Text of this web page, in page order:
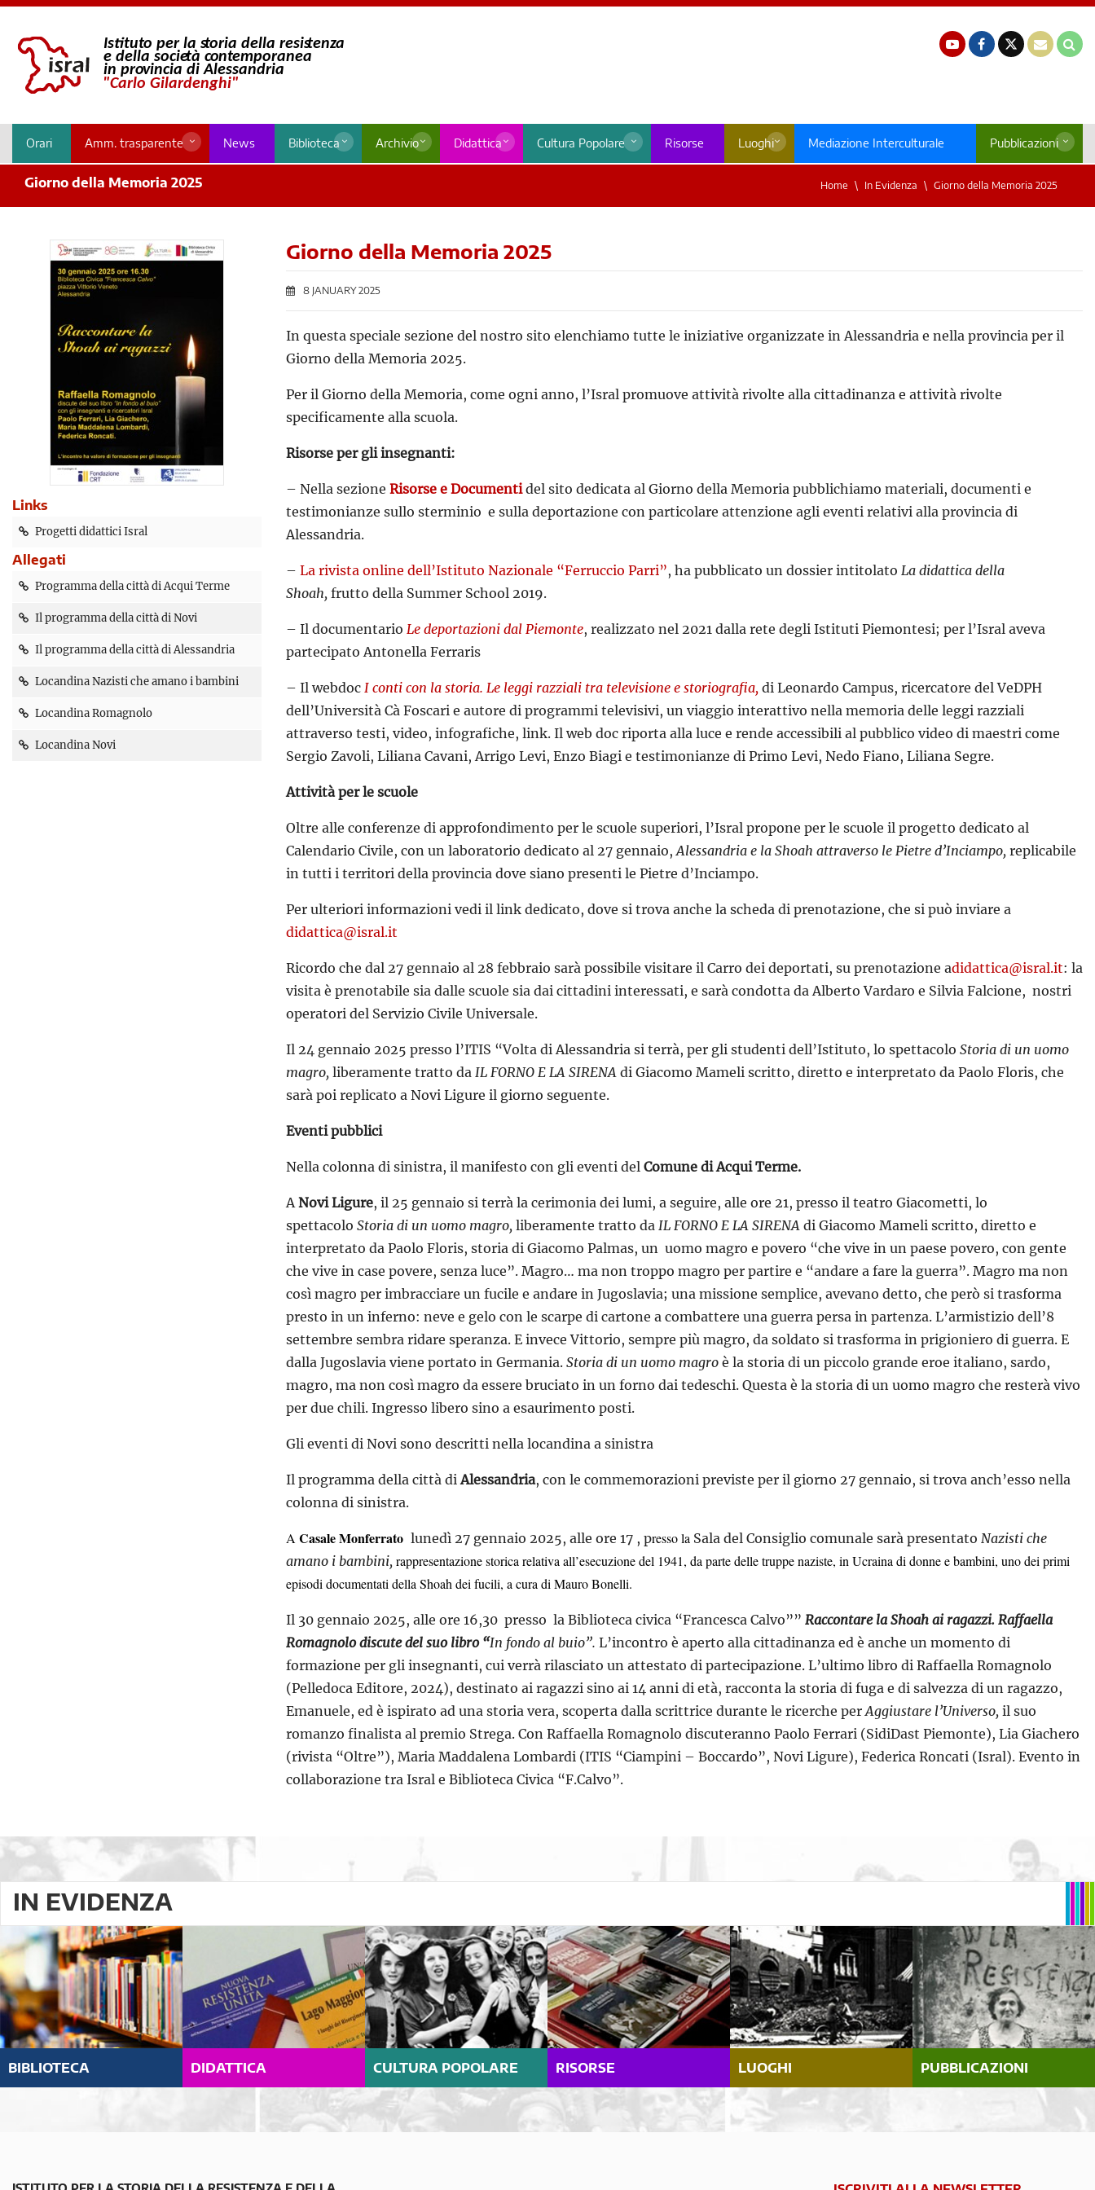
Orari Amm. trasparente News Biblioteca Archivio Didattica Cultura Popolare Risorse Luoghi Mediazione Interculturale Pubblicazioni
Giorno della Memoria 2025 Home In Evidenza Giorno della Memoria 2025
Links
Progetti didattici Isral
Allegati
Programma della città di Acqui Terme
Il programma della città di Novi
Il programma della città di Alessandria
Locandina Nazisti che amano i bambini
Locandina Romagnolo
Locandina Novi
Giorno della Memoria 2025
8 JANUARY 2025
In questa speciale sezione del nostro sito elenchiamo tutte le iniziative organizzate in Alessandria e nella provincia per il
Giorno della Memoria 2025.
Per il Giorno della Memoria, come ogni anno, l’Isral promuove attività rivolte alla cittadinanza e attività rivolte
specificamente alla scuola.
Risorse per gli insegnanti:
– Nella sezione Risorse e Documentidel sito dedicata al Giorno della Memoria pubblichiamo materiali, documenti e
testimonianze sullo sterminio e sulla deportazione con particolare attenzione agli eventi relativi alla provincia di
Alessandria.
– La rivista online dell’Istituto Nazionale “Ferruccio Parri”, ha pubblicato un dossier intitolato La didattica della
Shoah, frutto della Summer School 2019.
– Il documentario Le deportazioni dal Piemonte, realizzato nel 2021 dalla rete degli Istituti Piemontesi; per l’Isral aveva
partecipato Antonella Ferraris
– Il webdoc I conti con la storia. Le leggi razziali tra televisione e storiografia, di Leonardo Campus, ricercatore del VeDPH
dell’Università Cà Foscari e autore di programmi televisivi, un viaggio interattivo nella memoria delle leggi razziali
attraverso testi, video, infografiche, link. Il web doc riporta alla luce e rende accessibili al pubblico video di maestri come
Sergio Zavoli, Liliana Cavani, Arrigo Levi, Enzo Biagi e testimonianze di Primo Levi, Nedo Fiano, Liliana Segre.
Attività per le scuole
Oltre alle conferenze di approfondimento per le scuole superiori, l’Isral propone per le scuole il progetto dedicato al
Calendario Civile, con un laboratorio dedicato al 27 gennaio,Alessandria e la Shoah attraverso le Pietre d’Inciampo, replicabile
in tutti i territori della provincia dove siano presenti le Pietre d’Inciampo.
Per ulteriori informazioni vedi il link dedicato, dove si trova anche la scheda di prenotazione, che si può inviare a
didattica@isral.it
Ricordo che dal 27 gennaio al 28 febbraio sarà possibile visitare il Carro dei deportati, su prenotazione adidattica@isral.it: la
visita è prenotabile sia dalle scuole sia dai cittadini interessati, e sarà condotta da Alberto Vardaro e Silvia Falcione, nostri
operatori del Servizio Civile Universale.
Il 24 gennaio 2025 presso l’ITIS “Volta di Alessandria si terrà, per gli studenti dell’Istituto, lo spettacolo Storia di un uomo
magro, liberamente tratto da IL FORNO E LA SIRENA di Giacomo Mameli scritto, diretto e interpretato da Paolo Floris, che
sarà poi replicato a Novi Ligure il giorno seguente.
Eventi pubblici
Nella colonna di sinistra, il manifesto con gli eventi del Comune di Acqui Terme.
ANovi Ligure, il 25 gennaio si terrà la cerimonia dei lumi, a seguire, alle ore 21, presso il teatro Giacometti, lo
spettacolo Storia di un uomo magro, liberamente tratto da IL FORNO E LA SIRENA di Giacomo Mameli scritto, diretto e
interpretato da Paolo Floris, storia di Giacomo Palmas, un uomo magro e povero “che vive in un paese povero, con gente
che vive in case povere, senza luce”. Magro… ma non troppo magro per partire e “andare a fare la guerra”. Magro ma non
così magro per imbracciare un fucile e andare in Jugoslavia; una missione semplice, avevano detto, che però si trasforma
presto in un inferno: neve e gelo con le scarpe di cartone a combattere una guerra persa in partenza. L’armistizio dell’8
settembre sembra ridare speranza. E invece Vittorio, sempre più magro, da soldato si trasforma in prigioniero di guerra. E
dalla Jugoslavia viene portato in Germania. Storia di un uomo magro è la storia di un piccolo grande eroe italiano, sardo,
magro, ma non così magro da essere bruciato in un forno dai tedeschi. Questa è la storia di un uomo magro che resterà vivo
per due chili. Ingresso libero sino a esaurimento posti.
Gli eventi di Novi sono descritti nella locandina a sinistra
Il programma della città diAlessandria, con le commemorazioni previste per il giorno 27 gennaio, si trova anch’esso nella
colonna di sinistra.
ACasale Monferrato lunedì 27 gennaio 2025, alle ore 17 , presso la Sala del Consiglio comunale sarà presentato Nazisti che
amano i bambini, rappresentazione storica relativa all’esecuzione del 1941, da parte delle truppe naziste, in Ucraina di donne e bambini, uno dei primi
episodi documentati della Shoah dei fucili, a cura di Mauro Bonelli.
Il 30 gennaio 2025, alle ore 16,30 presso la Biblioteca civica “Francesca Calvo”” Raccontare la Shoah ai ragazzi. Raffaella
Romagnolo discute del suo libro “In fondo al buio”. L’incontro è aperto alla cittadinanza ed è anche un momento di
formazione per gli insegnanti, cui verrà rilasciato un attestato di partecipazione. L’ultimo libro di Raffaella Romagnolo
(Pelledoca Editore, 2024), destinato ai ragazzi sino ai 14 anni di età, racconta la storia di fuga e di salvezza di un ragazzo,
Emanuele, ed è ispirato ad una storia vera, scoperta dalla scrittrice durante le ricerche perAggiustare l’Universo, il suo
romanzo finalista al premio Strega. Con Raffaella Romagnolo discuteranno Paolo Ferrari (SidiDast Piemonte), Lia Giachero
(rivista “Oltre”), Maria Maddalena Lombardi (ITIS “Ciampini – Boccardo”, Novi Ligure), Federica Roncati (Isral). Evento in
collaborazione tra Isral e Biblioteca Civica “F.Calvo”.
IN EVIDENZA
BIBLIOTECA DIDATTICA CULTURA POPOLARE RISORSE LUOGHI PUBBLICAZIONI